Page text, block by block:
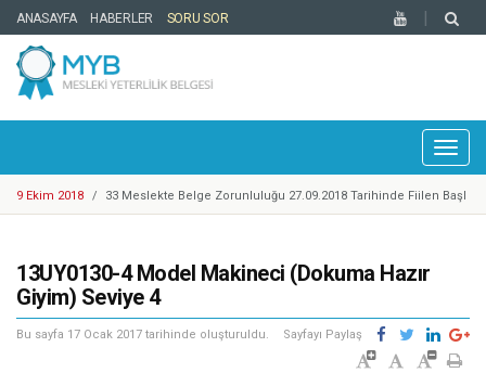
ANASAYFA HABERLER SORU SOR
9 Ekim 2018 /
33 Meslekte Belge Zorunluluğu 27.09.2018 Tarihinde Fiilen Başl
di25 Eylül 2018 /
Türkiye Yeterlilikler Çerçevesi Kurulu 17. Toplantısı Gerçekleşti
rildi
14 Mayıs 2018 /
Motosikletli Kurye Taslak Yeterliliği Hazırlandı
20 Mart 2018 / Enerji Sektöründe 1 Adet Ulusal Yeterlilik Güncellendi
Mesleki Yeterlilik Belgesi'ne Sahip Nitelikli İşgücü Sayısı 300.00
13UY0130-4 Model Makineci (Dokuma Hazır
Giyim) Seviye 4
Bu sayfa 17 Ocak 2017 tarihinde oluşturuldu. Sayfayı Paylaş